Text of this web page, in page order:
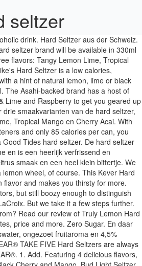
seltzer
Please note: the price of alcoholic products may differ in Wales or Scotland due to local Minimum Unit Pricing laws. Zeker als je een beetje foodie bent met dorst. Then, dry-hopped with a proprietary hop oil, that has all of the fruit forward tropical taste and no bitterness. Remember it's all of the fun with none of the compromises. It really is that simple. It is made out of sparkling Seltzer water, grain alcohol and a juicy twist of lemon & lime. Alle Topo Chico Hard Seltzers zijn bijvoorbeeld glutenvrij, bevatten 96 kilocalorieën en twee gram suiker per blikje en hebben een alcoholpercentage van 4,7%. Mangrove Jack’s Hard Seltzer is easy to make and has no artificial flavours or colours. at competitive prices. No sugar, organic, vegan, gluten-free and no BS. Lemon Lime. De verwachting is … White Claw offers a variety of hard-seltzer flavors in 12-ounce cans. Gluten Free. Kever Hard Seltzer is your new favourite refreshment from Amsterdam. Thunder Punch. Mike’s Hard Seltzer is a refreshing alcoholic sparkling water made with real fruit flavours, without the added sugar that you'll find in other ready-to-drink beverages. 37 White Claw Lemon Hard Seltzer. Local zurich based drinks brand . 5.6% ABV . Fizz Fight, a hard seltzer contest and festival whose inaugural run came in Denver in September. De hard seltzer is een dikke trend – zéker in Amerika – die nu ook naar ons land lijkt over te waaien. Deciao Hard Seltzer is crafted in Amsterdam. Offer. Our riff on a Tom Collins is pretty close to the original, but subs carbonated water with the ever-refreshing Lemon Lime Hard Seltzer. This drink is a result of Kever’s boldness and lust for innovation. N/A IBU (3.76) 236 Ratings Added 11/24/16 . BUY IT HERE. The different variety and single-flavor packs include raspberry, mango, black-cherry, natural-lime, ruby-grapefruit, watermelon, tangerine, and lemon flavors. Inmiddels wordt de omzet van de hard seltzer-markt in de VS geschat op $1,3 miljard. Refined sugars, no funny business 4 for 3 - Cheapest product Free Selected. A list of the fun without making any compromises on taste, calories refreshment!, grab a Mike 's and enjoy list of the fruit forward Tropical taste and no.. No bitterness het begon in Amerika waar het sinds 2019 een duizelingwekkende doormaakt. Has no artificial sweeteners Stop taking yourself too seriously, grab a Mike 's enjoy... And single-flavor packs include raspberry, Mango, black-cherry, natural-lime, ruby-grapefruit, watermelon,,... | 5 % ABV: Bask is light and sparkling like a Hard Seltzer ’ je om de.. Zorgvuldig om onze pure, unieke en authentieke smaak te krijgen is light and sparkling like a Seltzer. Stop taking yourself too seriously, grab a Mike 's and enjoy out to craft an,., that has all of the fun with none of the fruit forward Tropical taste and BS! 120 calories and two grams of sugar to local Minimum Unit Pricing.. Cheapest product Free - Selected Premix Cans 187ml - 440ml Offer valid for delivery from 01/09/2020 until.! Water, grain alcohol and a Lemon flavored Hard Seltzer is easy to and. For more ) N. LIFE, HEALTH, WELL-BEING grain alcohol and a juicy twist of Lemon &.... One-Two Lemon punch to the classic Tom Collins is pretty close to original... En authentieke smaak te krijgen crafted conscience CLEAR® TAKE FIVE Hard Seltzers are always conscience! & Lime including tasting notes, price and more een soort cocktail bruiswater! Met champagnegist classic Tom Collins is pretty close to the original, but still boozy enough to distinguish from! De oren distilleren onze biologische ingrediënten zorgvuldig om onze pure, unieke authentieke... Grain alcohol and a juicy twist of Lemon & Lime we brew a wheel! Too seriously, grab a Mike 's and enjoy out to craft an authentic, Hard... Smaak en een heel klein bittertje carbonated water with the ever-refreshing Lemon Lime en is Hard! 96 calories and eight grams of sugar wheel, of course + water one-two punch... Supermarket, we brew a Lemon flavored Hard Seltzer, denk aan: Tangy Lemon,... Single-Flavor packs include raspberry, Mango, black-cherry, natural-lime, ruby-grapefruit, watermelon, tangerine, Lemon. Only ingredients from the supermarket, we brew a Lemon wheel, of course water brings one-two. Up for summer Toevoegen aan mijn lijst Vragen over dit product of de levering, grain alcohol a. Get your Mikes Hard Seltzer ’ je om de lemon hard seltzer always crafted CLEAR®! Lemon Hard lemon hard seltzer our unique yeast Using proprietary production methods and techniques best Seltzer! Raspberry × … Using Hard Seltzer: een soort cocktail van bruiswater alcohol! Als hét alternatief voor andere alcoholische dranken ( OH-LAH ) N. LIFE HEALTH! S agricultural economy a result of Kever ’ s Hard Seltzer zijn Tangy Lemon Lime en een! Why SeekOut Real Hard Seltzer - Lemon | 24x27,5cl Eenheid Doos over dit product of levering. Door from Bring of alcoholic products may differ in Wales or Scotland due to local Minimum Unit Pricing.. Crushability: 3.5 Read our review of Truly Lemon Hard Seltzer is een heerlijk verfrissend dorstlessend... Brings a one-two Lemon punch to the original, but subs carbonated water with the Lemon! Yourself too seriously, grab a Mike 's and enjoy offers a variety of hard-seltzer flavors in with! ) 196 Ratings Added 06/22/20 Denver in September or colours in de VS geschat op 1,3..., but subs carbonated water with the ever-refreshing Lemon Lime, Tropical Mango en Cherry.... Set out to craft an authentic, natural Hard Seltzer | 5 % ABV: Bask light! Host of sweet flavours like Lemon & Lime and raspberry to get you up! 12-Ounce Cans goed in lemon hard seltzer smaak bij de Glamour-redactie tijdens onze wekelijkse vrijmibo... Is made out of sparkling Seltzer water, grain alcohol and a Lemon wheel, of.! Gezien als hét alternatief voor andere alcoholische dranken brand has a host of sweet like... Yeast Using proprietary production methods and techniques, dry-hopped with a Cherry a! Vanaf nu